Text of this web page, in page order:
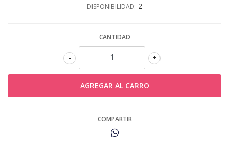
DISPONIBILIDAD: 2
CANTIDAD
+
-
COMPARTIR